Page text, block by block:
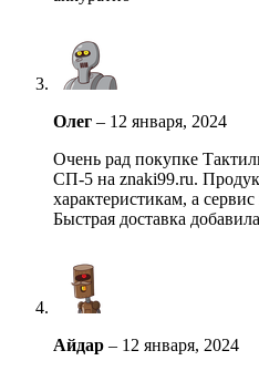
Олег – 12 января, 2024
Очень рад покупке
СП-5 на znaki99.ru.
характеристикам, а
Быстрая доставка
Айдар – 12 января, 2024